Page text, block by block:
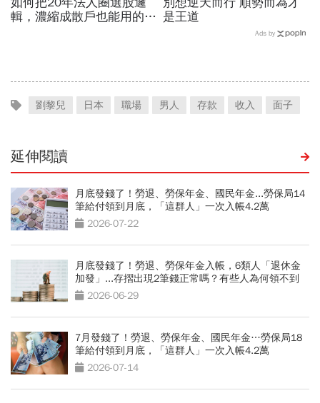
輯，濃縮成散戶也能用的三 是王道
Ads by
劉黎兒 日本 職場 男人 存款 收入 面子
延伸閱讀
月底發錢了！勞退、勞保年金、國民年金...勞保局14
筆給付領到月底，「這群人」一次入帳4.2萬
2026-07-22
月底發錢了！勞退、勞保年金入帳，6類人「退休金
加發」...存摺出現2筆錢正常嗎？有些人為何領不到
2026-06-29
7月發錢了！勞退、勞保年金、國民年金…勞保局18
筆給付領到月底，「這群人」一次入帳4.2萬
2026-07-14